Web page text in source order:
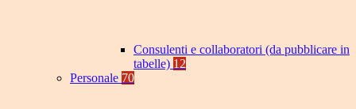
Consulenti e collaboratori (da pubblicare in
tabelle) 12
Personale 70